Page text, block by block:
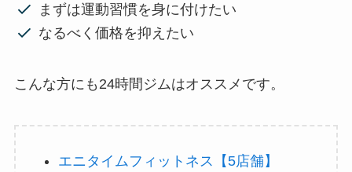
まずは運動習慣を身に付けたい
なるべく価格を抑えたい
こんな方にも24時間ジムはオススメです。
エニタイムフィットネス【5店舗】